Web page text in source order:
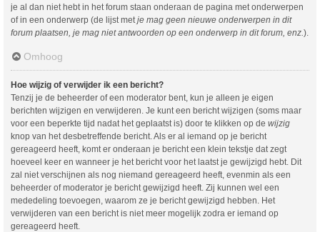
je al dan niet hebt in het forum staan onderaan de pagina met onderwerpen
of in een onderwerp (de lijst met je mag geen nieuwe onderwerpen in dit
forum plaatsen, je mag niet antwoorden op een onderwerp in dit forum, enz. ).
Omhoog
Hoe wijzig of verwijder ik een bericht?
Tenzij je de beheerder of een moderator bent, kun je alleen je eigen
berichten wijzigen en verwijderen. Je kunt een bericht wijzigen (soms maar
voor een beperkte tijd nadat het geplaatst is) door te klikken op de wijzig
knop van het desbetreffende bericht. Als er al iemand op je bericht
gereageerd heeft, komt er onderaan je bericht een klein tekstje dat zegt
hoeveel keer en wanneer je het bericht voor het laatst je gewijzigd hebt. Dit
zal niet verschijnen als nog niemand gereageerd heeft, evenmin als een
beheerder of moderator je bericht gewijzigd heeft. Zij kunnen wel een
mededeling toevoegen, waarom ze je bericht gewijzigd hebben. Het
verwijderen van een bericht is niet meer mogelijk zodra er iemand op
gereageerd heeft.